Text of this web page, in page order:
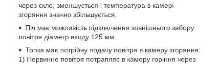
через скло, зменшується і температура в камері
згоряння значно збільшується.
Піч має можливість підключення зовнішнього забору
повітря діаметр входу 125 мм.
Топка має потрійну подачу повітря в камеру згоряння:
1) Первинне повітря потрапляє в камеру горіння через